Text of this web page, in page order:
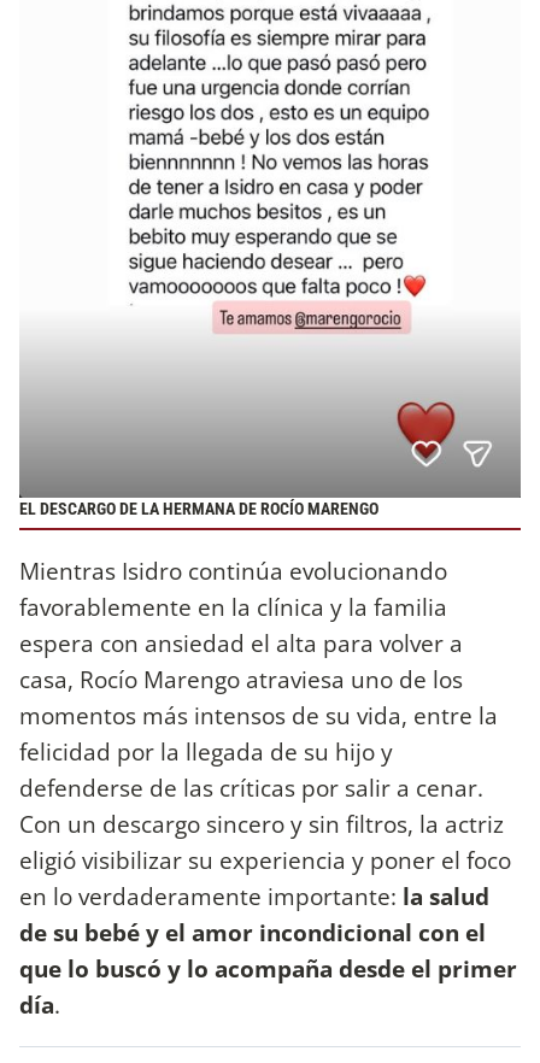
EL DESCARGO DE LA HERMANA DE ROCÍO MARENGO
Mientras Isidro continúa evolucionando
favorablemente en la clínica y la familia
espera con ansiedad el alta para volver a
casa, Rocío Marengo atraviesa uno de los
momentos más intensos de su vida, entre la
felicidad por la llegada de su hijo y
defenderse de las críticas por salir a cenar.
Con un descargo sincero y sin filtros, la actriz
eligió visibilizar su experiencia y poner el foco
en lo verdaderamente importante: la salud
de su bebé y el amor incondicional con el
que lo buscó y lo acompaña desde el primer
día.